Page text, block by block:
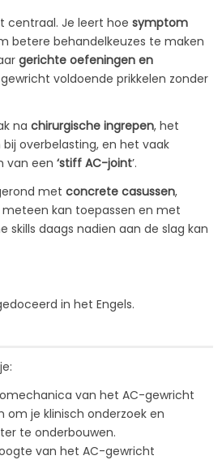
centraal. Je leert hoesymptom
betere behandelkeuzes te maken
gerichte oefeningen en
voldoende prikkelen zonder
nachirurgische ingrepen, het
overbelasting, en het vaak
van een‘stiff AC-joint’.
metconcrete casussen,
kan toepassen en met
skills daags nadien aan de slag kan
in het Engels.
van het AC-gewricht
om je klinisch onderzoek en
te onderbouwen.
van het AC-gewricht